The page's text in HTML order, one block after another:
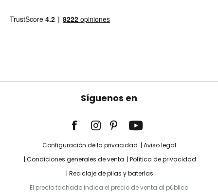
Síguenos en
Configuración de la privacidad
Aviso legal
Condiciones generales de venta
Política de privacidad
Reciclaje de pilas y baterías
El precio tachado indica el precio de venta al público